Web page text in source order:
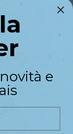
di
primo
e